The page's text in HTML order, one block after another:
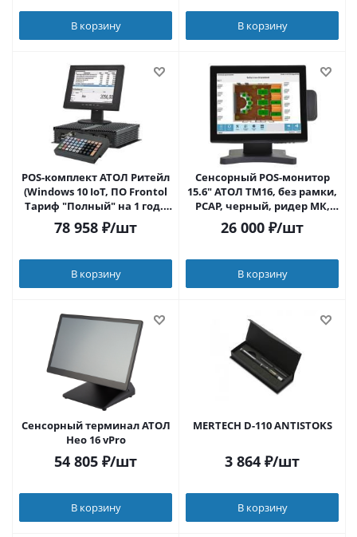
В корзину В корзину
POS-комплект АТОЛ Ритейл
(Windows 10 IoT, ПО Frontol
Тариф "Полный" на 1 год.,
NFD20, LM10, КВ-50, CD-330).
78 958 ₽/шт
В корзину
Сенсорный POS-монитор
15.6" АТОЛ TM16, без рамки,
PCAP, черный, ридер МК,
HDMI+VGA (Пилот
сенсорных мониторов
26 000 ₽/шт
В корзину
Сенсорный терминал АТОЛ
Нео 16 vPro
54 805 ₽/шт
В корзину
MERTECH D-110 ANTISTOKS
3 864 ₽/шт
В корзину